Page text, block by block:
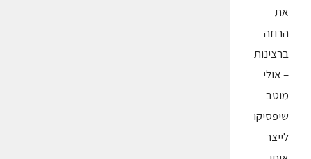
את
הרוזה
ברצינות
– אולי
מוטב
שיפסיקו
לייצר